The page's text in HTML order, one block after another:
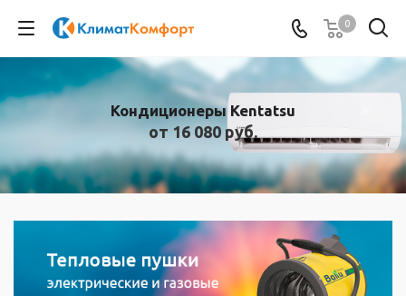
0
Кондиционеры Kentatsu
от 16 080 руб.
Качество, проверенное временем. Кондиционеры
Kentatsu более 10 лет поставляются в Россию и
зарекомендовали себя как оборудование